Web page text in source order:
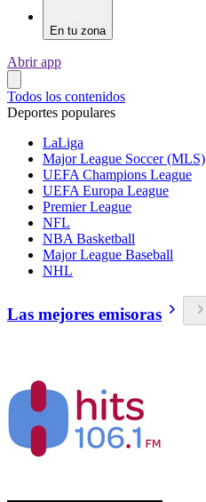
En tu zona
Abrir app
Todos los contenidos
Deportes populares
LaLiga
Major League Soccer (MLS)
UEFA Champions League
UEFA Europa League
Premier League
NFL
NBA Basketball
Major League Baseball
NHL
Las mejores emisoras